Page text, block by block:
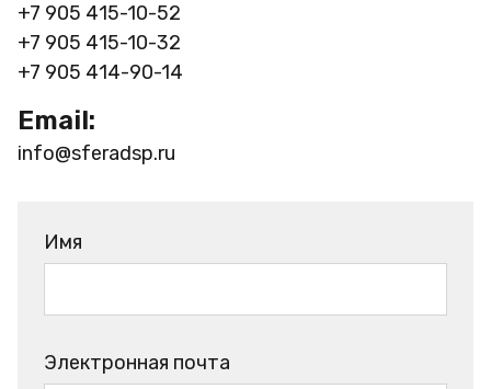
+7 905 415-10-52
+7 905 415-10-32
+7 905 414-90-14
Email:
info@sferadsp.ru
Имя
Электронная почта